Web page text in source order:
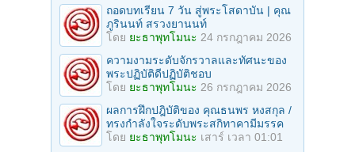
ถอดบทเรียน 7 วัน สู่พระโสดาบัน | คุณ
ภูรินนท์ สรวงยานนท์
โดย ยะธาพุทโมนะ 24 กรกฎาคม 2026
ความงามระดับจักรวาลและทัศนะของ
พระปฏิบัติดีปฏิบัติชอบ
โดย ยะธาพุทโมนะ 26 กรกฎาคม 2026
ผลการฝึกปฎิบัติของ คุณธนพร หงสกุล /
ทรงกำลังใจระดับพระสกิทาคามีมรรค
โดย ยะธาพุทโมนะ เสาร์ เวลา 01:01